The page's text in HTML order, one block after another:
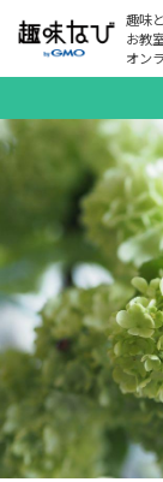
趣味
お教
オン